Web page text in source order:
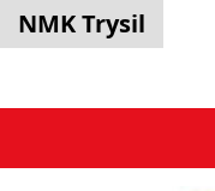
NMK Trysil